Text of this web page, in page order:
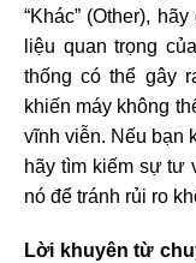
“Khác” (Other),
liệu quan trọng
thống có thể gây
khiến máy không
vĩnh viễn. Nếu bạn
hãy tìm kiếm sự tư
nó để tránh rủi ro
Lời khuyên từ